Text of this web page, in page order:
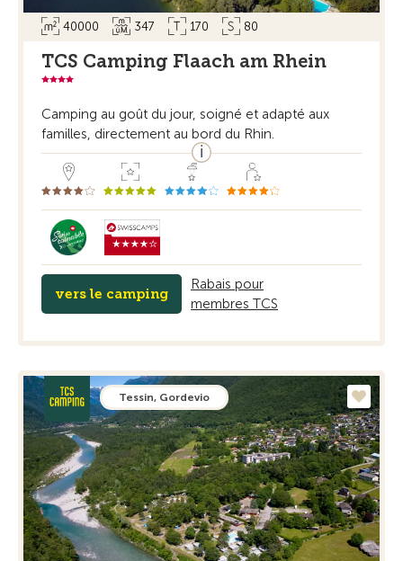
40000 347 170 80
TCS Camping Flaach am Rhein
Camping au goût du jour, soigné et adapté aux
familles, directement au bord du Rhin.
vers le camping
Rabais pour
membres TCS
Tessin, Gordevio